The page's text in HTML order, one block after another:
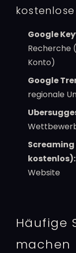
Google
Recherche
Konto)
Google
regionale
Screaming
kostenlos):
Website
Häufige
machen